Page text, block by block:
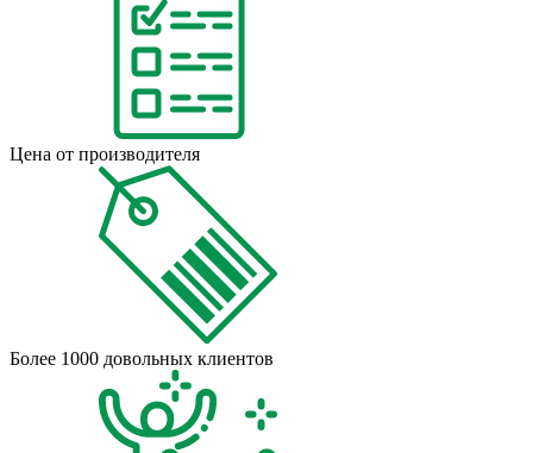
Цена от производителя
Более 1000 довольных клиентов